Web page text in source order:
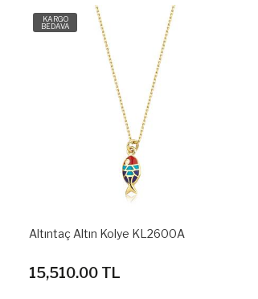
KARGO
BEDAVA
Altıntaç Altın Kolye KL2600A
15,510.00 TL